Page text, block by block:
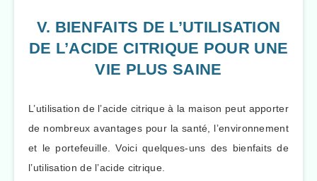
V. BIENFAITS DE L’UTILISATION
DE L’ACIDE CITRIQUE POUR UNE
VIE PLUS SAINE
L’utilisation de l’acide citrique à la maison peut apporter
de nombreux avantages pour la santé, l’environnement
et le portefeuille. Voici quelques-uns des bienfaits de
l’utilisation de l’acide citrique.